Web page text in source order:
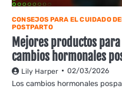
CONSEJOS PARA EL CUIDADO
POSTPARTO
Mejores productos
cambios hormonales
Lily Harper 02/03/2026
Los cambios hormonales